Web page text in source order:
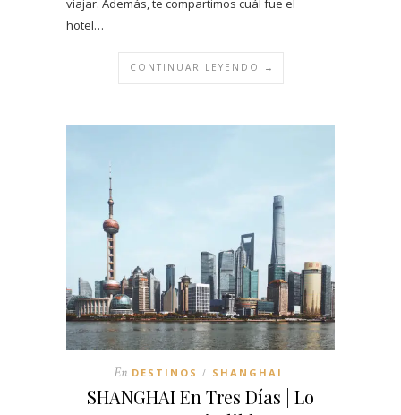
viajar. Además, te compartimos cuál fue el
hotel…
CONTINUAR LEYENDO →
En DESTINOS / SHANGHAI
SHANGHAI En Tres Días | Lo